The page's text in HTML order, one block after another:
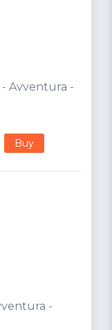
Avventura -
Buy
-